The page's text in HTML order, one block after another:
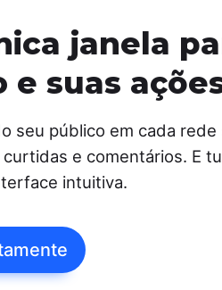
janela
suas
seu público em cada
e comentários. E
intuitiva.